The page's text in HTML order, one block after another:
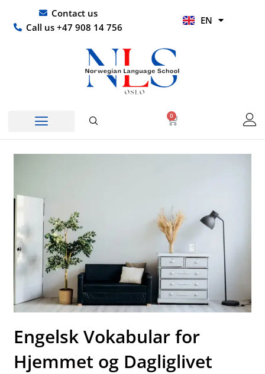
content
Contact us
Call us +47 908 14 756
EN
HI
0
Basket
Engelsk Vokabular for
Hjemmet og Dagliglivet